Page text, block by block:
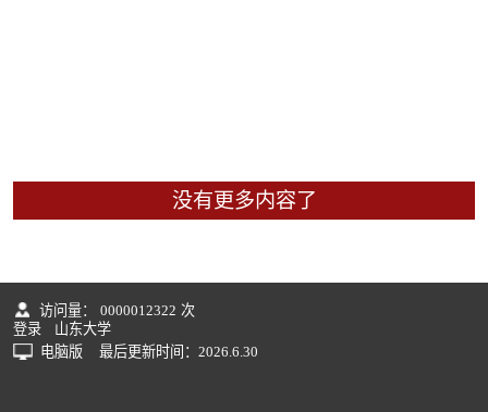
没有更多内容了
访问量： 0000012322 次
登录
山东大学
电脑版
最后更新时间： 2026 6 30